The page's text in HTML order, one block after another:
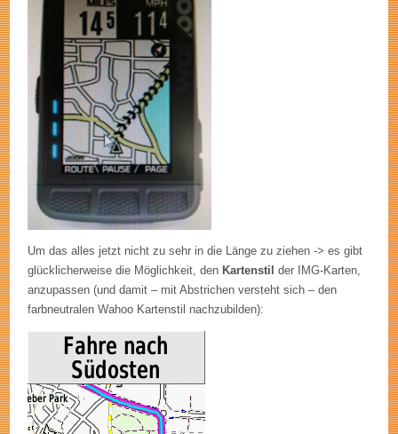
Um das alles jetzt nicht zu sehr in die Länge zu ziehen -> es gibt
glücklicherweise die Möglichkeit, den Kartenstilder IMG-Karten,
anzupassen (und damit – mit Abstrichen versteht sich – den
farbneutralen Wahoo Kartenstil nachzubilden):